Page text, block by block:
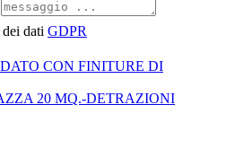
dati GDPR
CON FINITURE DI
20 MQ.-DETRAZIONI